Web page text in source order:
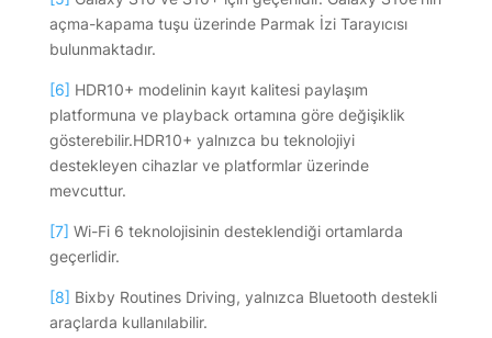
açma-kapama tuşu üzerinde Parmak İzi Tarayıcısı
bulunmaktadır.
[6] HDR10+ modelinin kayıt kalitesi paylaşım
platformuna ve playback ortamına göre değişiklik
gösterebilir.HDR10+ yalnızca bu teknolojiyi
destekleyen cihazlar ve platformlar üzerinde
mevcuttur.
[7] Wi-Fi 6 teknolojisinin desteklendiği ortamlarda
geçerlidir.
[8] Bixby Routines Driving, yalnızca Bluetooth destekli
araçlarda kullanılabilir.